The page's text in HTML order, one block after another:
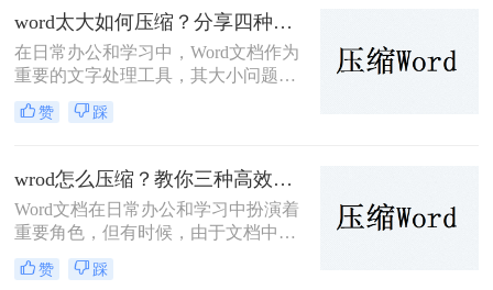
那么word文档怎么压缩到100k呢？本
文将介绍三种有效的方法来帮助您将
Word文档压缩至100K以下。
word太大如何压缩？分享四种轻松压缩方法！
在日常办公和学习中，Word文档作为
重要的文字处理工具，其大小问题时
常困扰着我们。过大的Word文件不仅
占用存储空间，还影响文件传输速度
呢？本文将介绍四种有效的Word文件
压缩方法，帮助您轻松应对Word文件
过大的问题。
赞 踩
wrod怎么压缩？教你三种高效压缩方法！
Word文档在日常办公和学习中扮演着
重要角色，但有时候，由于文档中包
含大量的图片、表格或其他媒体内
容，导致其体积过大，不便于存储、
赞 踩